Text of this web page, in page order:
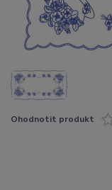
Ohodnotit produkt